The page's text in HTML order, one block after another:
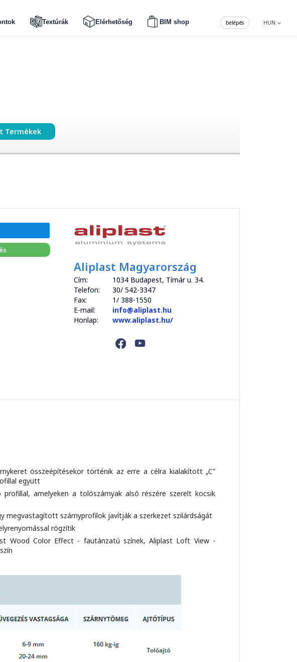
Textúrák Elérhetőség BIM shop HUN
belépés
Termékek
Aliplast Magyarország
Cím:
1034 Budapest, Tímár u. 34.
Telefon:
30/ 542-3347
Fax:
1/ 388-1550
E-mail:
info@aliplast.hu
Honlap:
www.aliplast.hu/
összeépítésekor történik az erre a célra kialakított „C”
együtt
amelyeken a tolószárnyak alsó részére szerelt kocsik
megvastagított szárnyprofilok javítják a szerkezet szilárdságát
rögzítik
Wood Color Effect - fautánzatú színek, Aliplast Loft View -